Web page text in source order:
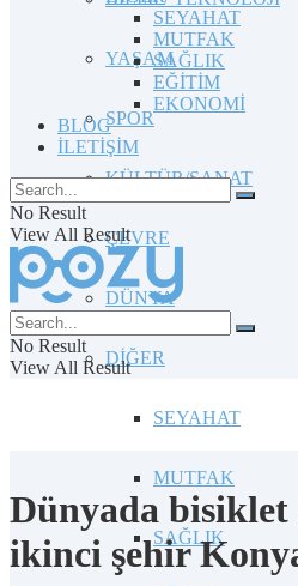
YAŞAM
SPOR
KÜLTÜR/SANAT
ÇEVRE
DÜNYA
DİĞER
SEYAHAT
MUTFAK
SAĞLIK
SEYAHAT
MUTFAK
SAĞLIK
EĞİTİM
EKONOMİ
BLOG
İLETİŞİM
No Result
View All Result
No Result
View All Result
Dünyada bisiklet
ikinci şehir